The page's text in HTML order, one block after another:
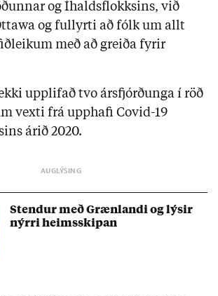
og Íhaldsflokksins, við
og fullyrti að fólk um allt
með að greiða fyrir
upplifað tvo ársfjórðunga í röð
vexti frá upphafi Covid-19
árið 2020.
Stendur með Grænlandi og lýsir
nýrri heimsskipan